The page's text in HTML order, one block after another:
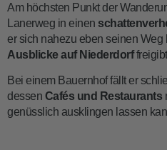
Am höchsten Punkt der
Lanerweg in einen
er sich nahezu eben seinen Weg
Ausblicke auf Niederdorf
Bei einem Bauernhof fällt er
dessen Cafés und Restaurants
genüsslich ausklingen lassen